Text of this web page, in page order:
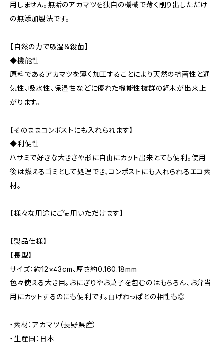
用しません。無垢のアカマツを独自の機械で薄く削り出しただけ
の無添加製法です。
【自然の力で吸湿＆殺菌】
◆機能性
原料であるアカマツを薄く加工することにより天然の抗菌性と通
気性、吸水性、保湿性などに優れた機能性抜群の経木が出来上
がります。
【そのままコンポストにも入れられます】
◆利便性
ハサミで好きな大きさや形に自由にカット出来とても便利。使用
後は燃えるゴミとして処理でき、コンポストにも入れられるエコ素
材。
【様々な用途にご使用いただけます】
【製品仕様】
【長型】
サイズ：約12×43cm、厚さ約0.160.18mm
色々使える大き目。おにぎりやお菓子を包むのはもちろん、お弁当
用にカットするのにも便利です。曲げわっぱとの相性も◎
・素材：アカマツ（長野県産）
・生産国：日本